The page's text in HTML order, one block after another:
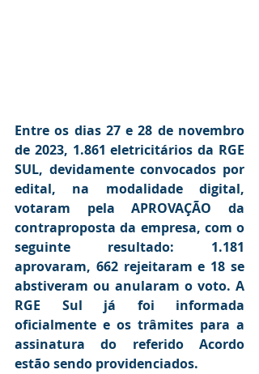
Entre os dias 27 e 28 de novembro
de 2023, 1.861 eletricitários da RGE
SUL, devidamente convocados por
edital, na modalidade digital,
votaram pela APROVAÇÃO da
contraproposta da empresa, com o
seguinte resultado: 1.181
aprovaram, 662 rejeitaram e 18 se
abstiveram ou anularam o voto. A
RGE Sul já foi informada
oficialmente e os trâmites para a
assinatura do referido Acordo
estão sendo providenciados.